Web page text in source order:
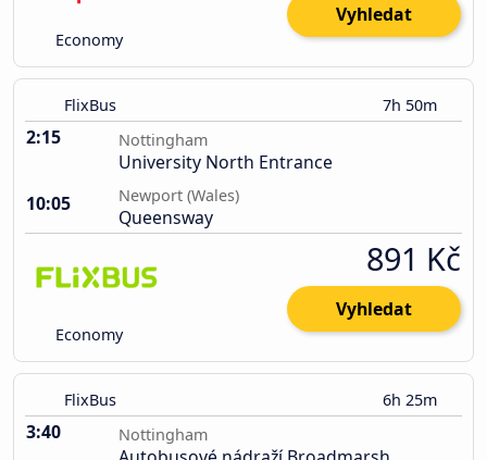
Economy
Vyhledat
FlixBus 7h 50m
2:15 Nottingham
University North Entrance
10:05
Newport (Wales)
Queensway
Economy
891 Kč
Vyhledat
FlixBus 6h 25m
3:40 Nottingham